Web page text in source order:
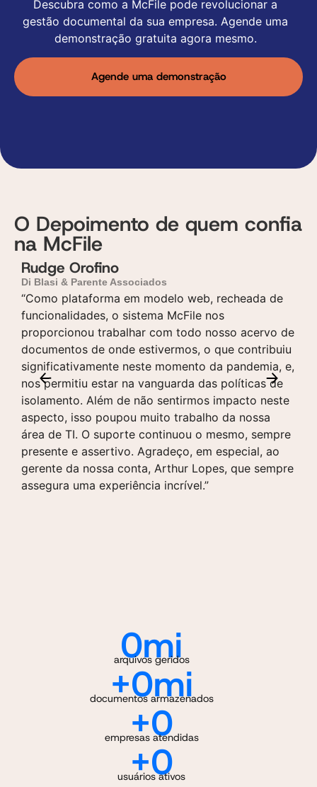
Descubra como a McFile pode revolucionar a
gestão documental da sua empresa. Agende uma
demonstração gratuita agora mesmo.
Agende uma demonstração
O Depoimento de quem confia
na McFile
Rudge Orofino
Di Blasi & Parente Associados
“Como plataforma em modelo web, recheada de
funcionalidades, o sistema McFile nos
proporcionou trabalhar com todo nosso acervo de
documentos de onde estivermos, o que contribuiu
significativamente neste momento da pandemia, e,
nos permitiu estar na vanguarda das políticas de
isolamento. Além de não sentirmos impacto neste
aspecto, isso poupou muito trabalho da nossa
área de TI. O suporte continuou o mesmo, sempre
presente e assertivo. Agradeço, em especial, ao
gerente da nossa conta, Arthur Lopes, que sempre
assegura uma experiência incrível.”
0mi
arquivos geridos
+0mi
documentos armazenados
+0
empresas atendidas
+0
usuários ativos